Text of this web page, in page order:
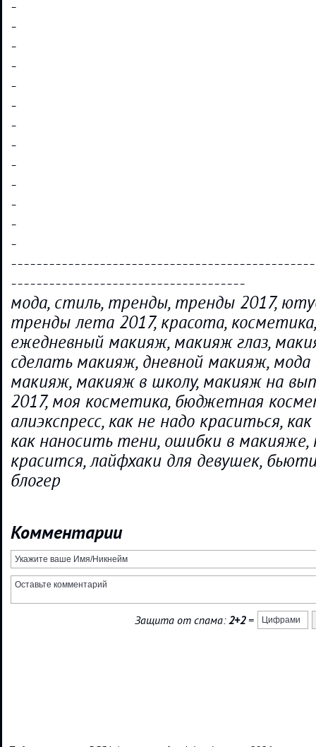
-
-
-
-
-
-
-
-
-
-
-
-
-
-------------------------------------
мода, стиль, тренды, тренды 2017,
тренды лета 2017, красота,
ежедневный макияж, макияж глаз,
сделать макияж, дневной макияж, мода
макияж, макияж в школу, макияж на
2017, моя косметика, бюджетная
алиэкспресс, как не надо краситься,
как наносить тени, ошибки в макияже,
красится, лайфхаки для девушек,
блогер
Комментарии
Защита от спама:2+2=